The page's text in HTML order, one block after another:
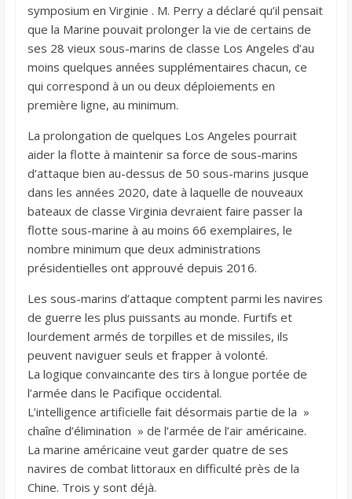
symposium en Virginie . M. Perry a déclaré qu’il pensait
que la Marine pouvait prolonger la vie de certains de
ses 28 vieux sous-marins de classe Los Angeles d’au
moins quelques années supplémentaires chacun, ce
qui correspond à un ou deux déploiements en
première ligne, au minimum.
La prolongation de quelques Los Angeles pourrait
aider la flotte à maintenir sa force de sous-marins
d’attaque bien au-dessus de 50 sous-marins jusque
dans les années 2020, date à laquelle de nouveaux
bateaux de classe Virginia devraient faire passer la
flotte sous-marine à au moins 66 exemplaires, le
nombre minimum que deux administrations
présidentielles ont approuvé depuis 2016.
Les sous-marins d’attaque comptent parmi les navires
de guerre les plus puissants au monde. Furtifs et
lourdement armés de torpilles et de missiles, ils
peuvent naviguer seuls et frapper à volonté.
La logique convaincante des tirs à longue portée de
l’armée dans le Pacifique occidental.
L’intelligence artificielle fait désormais partie de la »
chaîne d’élimination » de l’armée de l’air américaine.
La marine américaine veut garder quatre de ses
navires de combat littoraux en difficulté près de la
Chine. Trois y sont déjà.